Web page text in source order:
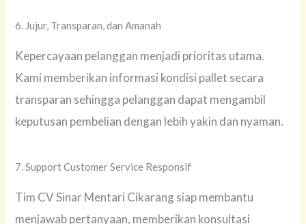
6. Jujur, Transparan, dan Amanah
Kepercayaan pelanggan menjadi prioritas utama.
Kami memberikan informasi kondisi pallet secara
transparan sehingga pelanggan dapat mengambil
keputusan pembelian dengan lebih yakin dan nyaman.
7. Support Customer Service Responsif
Tim CV Sinar Mentari Cikarang siap membantu
menjawab pertanyaan, memberikan konsultasi